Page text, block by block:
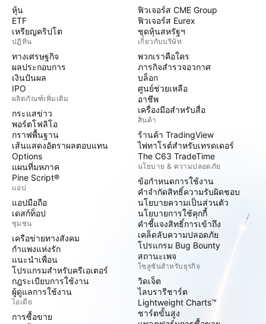
หุ้น
ETF
เหรียญคริปโต
ปฏิทิน
ทางเศรษฐกิจ
ผลประกอบการ
เงินปันผล
IPO
ผลิตภัณฑ์เพิ่มเติม
กระแสข่าว
พอร์ตโฟลิโอ
กราฟพื้นฐาน
เส้นแสดงอัตราผลตอบแทน
Options
แผนที่มหภาค
Pine Script®
แอป
แอปมือถือ
เดสก์ท็อป
ชุมชน
เครือข่ายทางสังคม
กำแพงแห่งรัก
แนะนำเพื่อน
โปรแกรมสำหรับครีเอเตอร์
กฎระเบียบการใช้งาน
ผู้ดูแลการใช้งาน
ไอเดีย
การซื้อขาย
ฟิวเจอร์ส CME Group
ฟิวเจอร์ส Eurex
ชุดหุ้นสหรัฐฯ
เกี่ยวกับบริษัท
พวกเราคือใคร
ภารกิจสำรวจอวกาศ
บล็อก
ศูนย์ช่วยเหลือ
อาชีพ
เครื่องมือสำหรับสื่อ
สินค้า
ร้านค้า TradingView
ไพ่ทาโรต์สำหรับเทรดเดอร์
The C63 TradeTime
นโยบาย & ความปลอดภัย
ข้อกำหนดการใช้งาน
คำจำกัดสิทธิ์ความรับผิดชอบ
นโยบายความเป็นส่วนตัว
นโยบายการใช้คุกกี้
คำชี้แจงสิทธิ์การเข้าถึง
เคล็ดลับความปลอดภัย
โปรแกรม Bug Bounty
สถานะเพจ
โซลูชันสำหรับธุรกิจ
วิดเจ็ต
ไลบรารีชาร์ต
Lightweight Charts™
ชาร์ตขั้นสูง